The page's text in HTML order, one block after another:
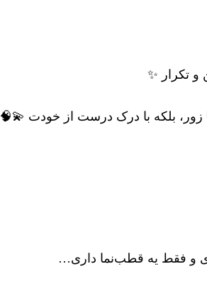
و تکرار ✨
بلکه با درک درست از خودت 💫🧠
و فقط یه قطب‌نما داری…